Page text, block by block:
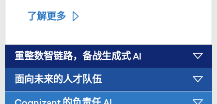
了解更多
重整数智链路，备战生成式 AI
面向未来的人才队伍